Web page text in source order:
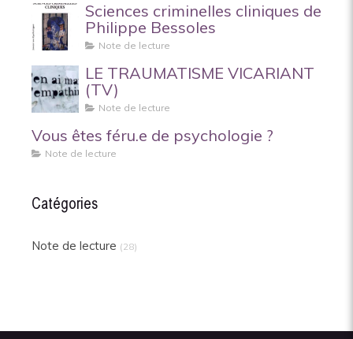
Sciences criminelles cliniques de
Philippe Bessoles
Note de lecture
LE TRAUMATISME VICARIANT
(TV)
Note de lecture
Vous êtes féru.e de psychologie ?
Note de lecture
Catégories
Note de lecture (28)